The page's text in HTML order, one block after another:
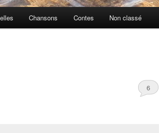
Chansons Contes Non classé
6